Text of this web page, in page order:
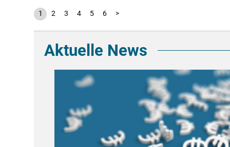
1 2 3 4 5 6 >
Aktuelle News